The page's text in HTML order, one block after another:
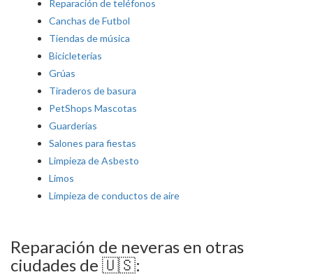
Reparación de teléfonos
Canchas de Futbol
Tiendas de música
Bicicleterías
Grúas
Tiraderos de basura
PetShops Mascotas
Guarderías
Salones para fiestas
Limpieza de Asbesto
Limos
Limpieza de conductos de aire
Reparación de neveras en otras
ciudades de 🇺🇸: